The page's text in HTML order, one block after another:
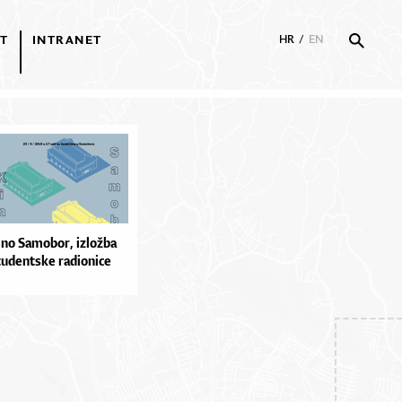
INTRANET HR / EN
Samobor, izložba
radionice